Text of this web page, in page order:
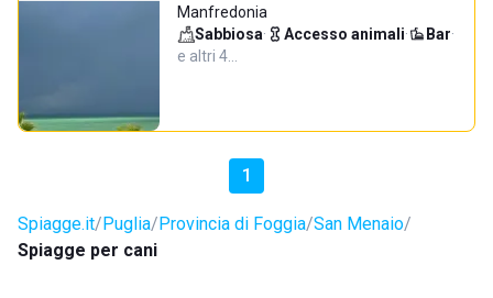
Manfredonia
Sabbiosa· Accesso animali· Bar·
e altri 4…
1
Spiagge.it Puglia Provincia di Foggia San Menaio
Spiagge per cani